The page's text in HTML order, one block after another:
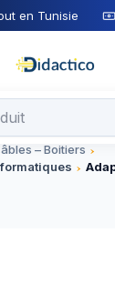
en Tunisie
– Boitiers